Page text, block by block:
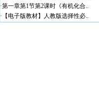
·第一章第1节第2课时《有机化合..
· 【电子版教材】人教版选择性必..